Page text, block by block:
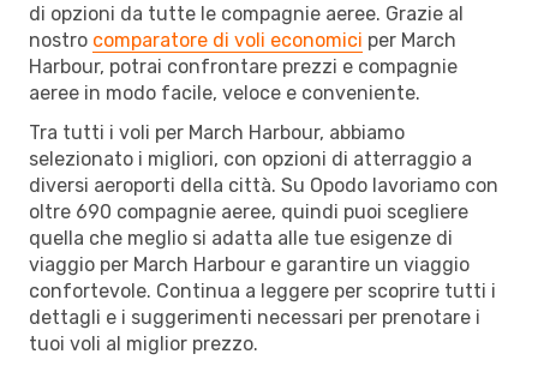
di opzioni da tutte le compagnie aeree. Grazie al
nostro comparatore di voli economici per March
Harbour, potrai confrontare prezzi e compagnie
aeree in modo facile, veloce e conveniente.
Tra tutti i voli per March Harbour, abbiamo
selezionato i migliori, con opzioni di atterraggio a
diversi aeroporti della città. Su Opodo lavoriamo con
oltre 690 compagnie aeree, quindi puoi scegliere
quella che meglio si adatta alle tue esigenze di
viaggio per March Harbour e garantire un viaggio
confortevole. Continua a leggere per scoprire tutti i
dettagli e i suggerimenti necessari per prenotare i
tuoi voli al miglior prezzo.